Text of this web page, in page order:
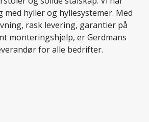
hyller og hyllesystemer. Med
rask levering, garantier på
monteringshjelp, er Gerdmans
for alle bedrifter.